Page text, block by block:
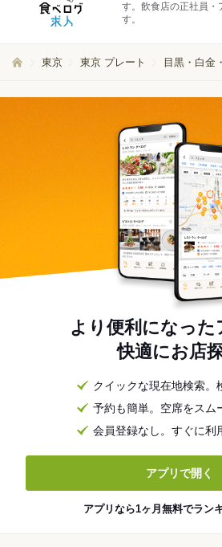
す。飲食店の正社員・
す。
東京 東京 プレート 目黒・白金
より便利になった
快適にお店
クイックな現在地検索。
予約も簡単。空席をスム
会員登録なし。すぐに利
アプリで開く
アプリなら1ヶ月無料でラン